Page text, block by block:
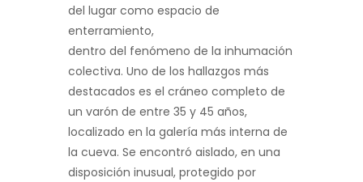
del lugar como espacio de
enterramiento,
dentro del fenómeno de la inhumación
colectiva. Uno de los hallazgos más
destacados es el cráneo completo de
un varón de entre 35 y 45 años,
localizado en la galería más interna de
la cueva. Se encontró aislado, en una
disposición inusual, protegido por